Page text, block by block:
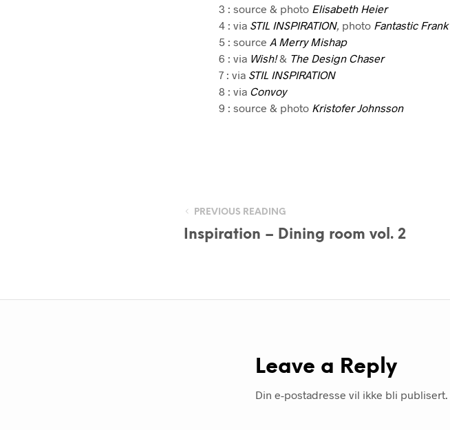
3 : source & photo Elisabeth Heier
4 : via STIL INSPIRATION, photo Fantastic Frank
5 : source A Merry Mishap
6 : via Wish! & The Design Chaser
7 : via STIL INSPIRATION
8 : via Convoy
9 : source & photo Kristofer Johnsson
PREVIOUS READING
Inspiration – Dining room vol. 2
Leave a Reply
Din e-postadresse vil ikke bli publisert.